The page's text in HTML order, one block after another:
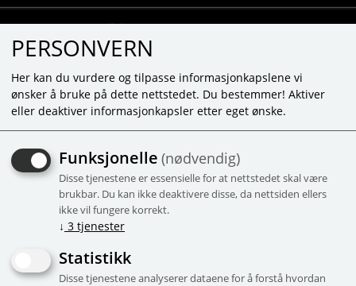
PRESENTFÖRPACKNING
MED 2 BADBOMBER
CUPCAKES
Jordgubb och lavendel, 97-98% naturliga
ingredienser, 2x70g
Campaign
PERSONVERN
Her kan du vurdere og tilpasse informasjonkapslene vi
ønsker å bruke på dette nettstedet. Du bestemmer! Aktiver
eller deaktiver informasjonkapsler etter eget ønske.
Funksjonelle (nødvendig)
Disse tjenestene er essensielle for at nettstedet skal være
brukbar. Du kan ikke deaktivere disse, da nettsiden ellers
ikke vil fungere korrekt.
↓ 3 tjenester
Statistikk
Disse tjenestene analyserer dataene for å forstå hvordan